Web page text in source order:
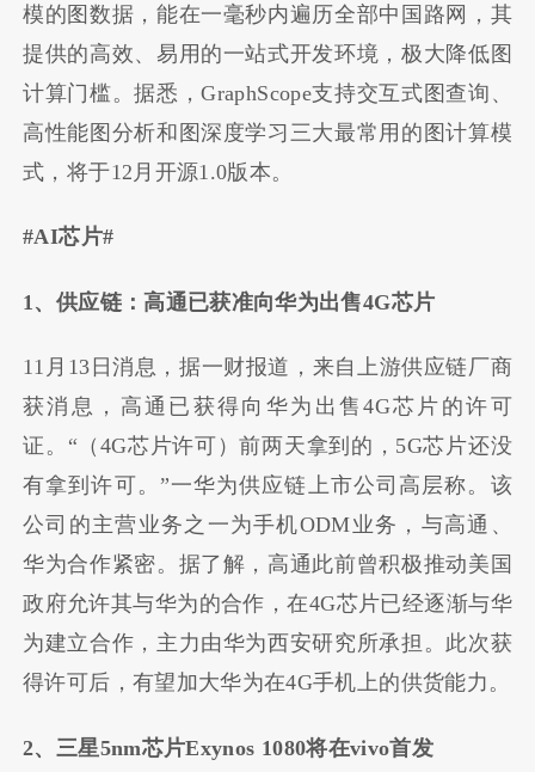
模的图数据，能在一毫秒内遍历全部中国路网，其
提供的高效、易用的一站式开发环境，极大降低图
计算门槛。据悉，GraphScope支持交互式图查询、
高性能图分析和图深度学习三大最常用的图计算模
式，将于12月开源1.0版本。
#AI芯片#
1、供应链：高通已获准向华为出售4G芯片
11月13日消息，据一财报道，来自上游供应链厂商
获消息，高通已获得向华为出售4G芯片的许可
证。“（4G芯片许可）前两天拿到的，5G芯片还没
有拿到许可。”一华为供应链上市公司高层称。该
公司的主营业务之一为手机ODM业务，与高通、
华为合作紧密。据了解，高通此前曾积极推动美国
政府允许其与华为的合作，在4G芯片已经逐渐与华
为建立合作，主力由华为西安研究所承担。此次获
得许可后，有望加大华为在4G手机上的供货能力。
2、三星5nm芯片Exynos 1080将在vivo首发